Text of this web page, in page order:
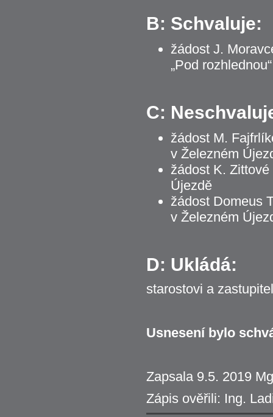
B: Schvaluje:
žádost J.
„Pod
C:
žádost M.
v Železném
žádost K.
Újezdě
žádost Domeus
v Železném
D: Ukládá:
starostovi a
Usnesení bylo
Zapsala 9.5. 2019
Zápis ověřili: Ing.